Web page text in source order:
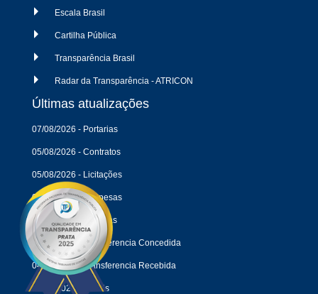
Escala Brasil
Cartilha Pública
Transparência Brasil
Radar da Transparência - ATRICON
Últimas atualizações
07/08/2026 - Portarias
05/08/2026 - Contratos
05/08/2026 - Licitações
04/08/2026 - Despesas
04/08/2026 - Receitas
04/08/2026 - Transferencia Concedida
04/08/2026 - Transferencia Recebida
18/05/2026 - Editais